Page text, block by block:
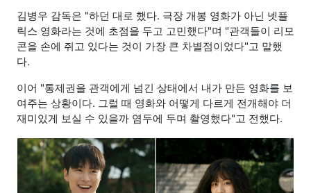
김병우 감독은 "하던 대로 했다. 극장 개봉 영화가 아닌 넷플
릭스 영화라는 것에 초점을 두고 고민했다"며 "관객들이 리모
콘을 손에 쥐고 있다는 것이 가장 큰 차별점이었다"고 말했
다.
이어 "통제권을 관객에게 넘긴 상태에서 내가 만든 영화를 보
여주는 상황이다. 그럴 때 영화와 어떻게 다르게 전개해야 더
재미있게 보실 수 있을까 염두에 두며 촬영했다"고 전했다.